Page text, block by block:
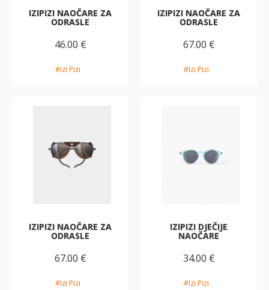
IZIPIZI NAOČARE ZA
ODRASLE
46.00 €
#Izi Pizi
IZIPIZI NAOČARE ZA
ODRASLE
67.00 €
#Izi Pizi
IZIPIZI NAOČARE ZA
ODRASLE
67.00 €
#Izi Pizi
IZIPIZI DJEČIJE
NAOČARE
34.00 €
#Izi Pizi